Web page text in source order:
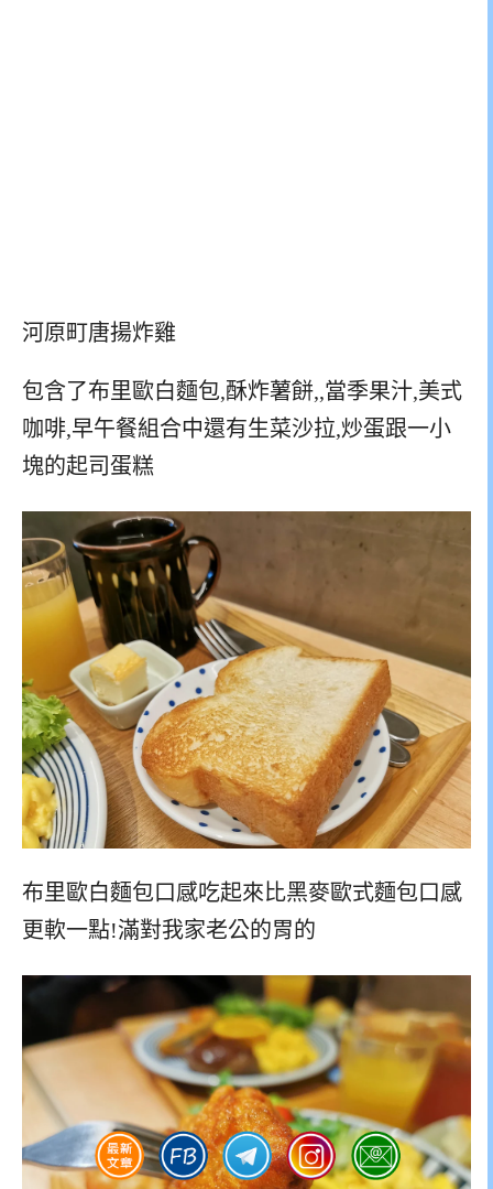
河原町唐揚炸雞
包含了布里歐白麵包,酥炸薯餅,,當季果汁,美式
咖啡,早午餐組合中還有生菜沙拉,炒蛋跟一小
塊的起司蛋糕
布里歐白麵包口感吃起來比黑麥歐式麵包口感
更軟一點!滿對我家老公的胃的